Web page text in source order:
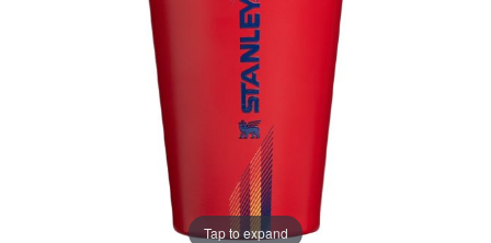
Tap to expand